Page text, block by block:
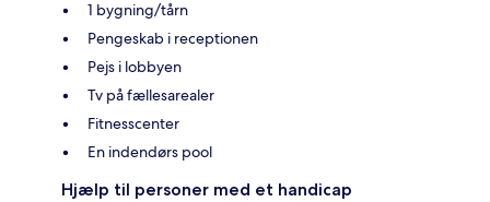
1 bygning/tårn
Pengeskab i receptionen
Pejs i lobbyen
Tv på fællesarealer
Fitnesscenter
En indendørs pool
Hjælp til personer med et handicap